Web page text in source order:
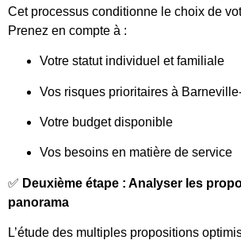
Cet processus conditionne le choix de
Prenez en compte à :
Votre statut individuel et familiale
Vos risques prioritaires à
Votre budget disponible
Vos besoins en matière de service
✅ Deuxième étape : Analyser les
panorama
L’étude des multiples propositions